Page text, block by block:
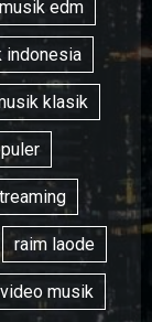
musik edm
indonesia
klasik
raim laode
video musik